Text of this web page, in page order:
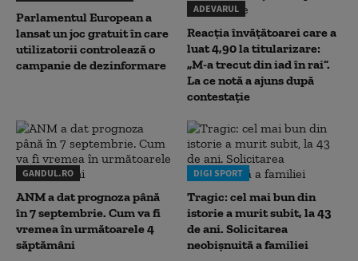
Parlamentul European a
lansat un joc gratuit în care
utilizatorii controlează o
campanie de dezinformare
ADEVARUL
Reacția învățătoarei care a
luat 4,90 la titularizare:
„M-a trecut din iad în rai”.
La ce notă a ajuns după
contestație
GANDUL.RO
ANM a dat prognoza până
în 7 septembrie. Cum va fi
vremea în următoarele 4
săptămâni
DIGI SPORT
Tragic: cel mai bun din
istorie a murit subit, la 43
de ani. Solicitarea
neobișnuită a familiei